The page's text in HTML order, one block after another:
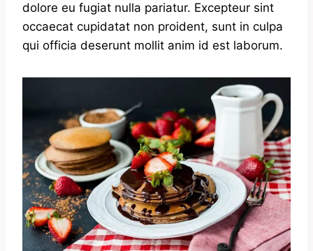
dolore eu fugiat nulla pariatur. Excepteur sint
occaecat cupidatat non proident, sunt in culpa
qui officia deserunt mollit anim id est laborum.